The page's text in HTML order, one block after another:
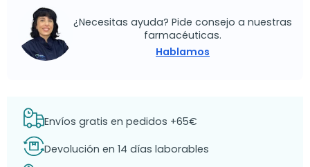
¿Necesitas ayuda? Pide consejo a nuestras
farmacéuticas.
Hablamos
Envíos gratis en pedidos +65€
Devolución en 14 días laborables